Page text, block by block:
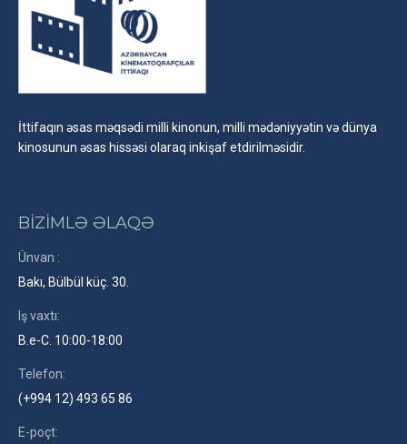
İttifaqın əsas məqsədi milli kinonun, milli mədəniyyətin və dünya
kinosunun əsas hissəsi olaraq inkişaf etdirilməsidir.
BİZİMLƏ ƏLAQƏ
Ünvan :
Bakı, Bülbül küç. 30.
Iş vaxtı:
B.e-C. 10:00-18:00
Telefon:
(+994 12) 493 65 86
E-poçt: